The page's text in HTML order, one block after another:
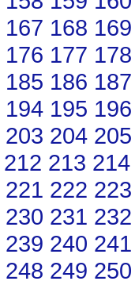
167 168 169
176 177 178
185 186 187
194 195 196
203 204 205
212 213 214
221 222 223
230 231 232
239 240 241
248 249 250